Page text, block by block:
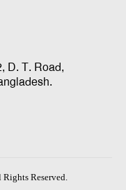
D. T. Road,
Reserved.